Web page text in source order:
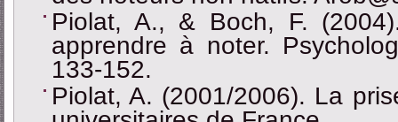
Piolat, A., & Boch, F.
apprendre à noter.
133-152.
Piolat, A. (2001/2006). La